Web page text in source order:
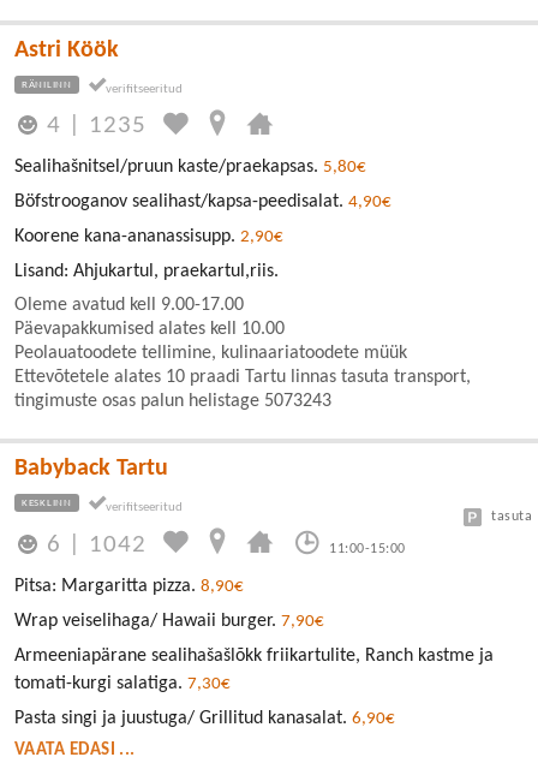
Astri Köök
RÄNILINN
4 1235
Sealihašnitsel/pruun kaste/praekapsas. 5,80€
Böfstrooganov sealihast/kapsa-peedisalat. 4,90€
Koorene kana-ananassisupp. 2,90€
Lisand: Ahjukartul, praekartul,riis.
Oleme avatud kell 9.00-17.00
Päevapakkumised alates kell 10.00
Peolauatoodete tellimine, kulinaariatoodete müük
Ettevõtetele alates 10 praadi Tartu linnas tasuta transport,
tingimuste osas palun helistage 5073243
Babyback Tartu
KESKLINN
6 1042 11:00-15:00
tasuta
Pitsa: Margaritta pizza. 8,90€
Wrap veiselihaga/ Hawaii burger. 7,90€
Armeeniapärane sealihašašlõkk friikartulite, Ranch kastme ja
tomati-kurgi salatiga. 7,30€
Pasta singi ja juustuga/ Grillitud kanasalat. 6,90€
VAATA EDASI ...